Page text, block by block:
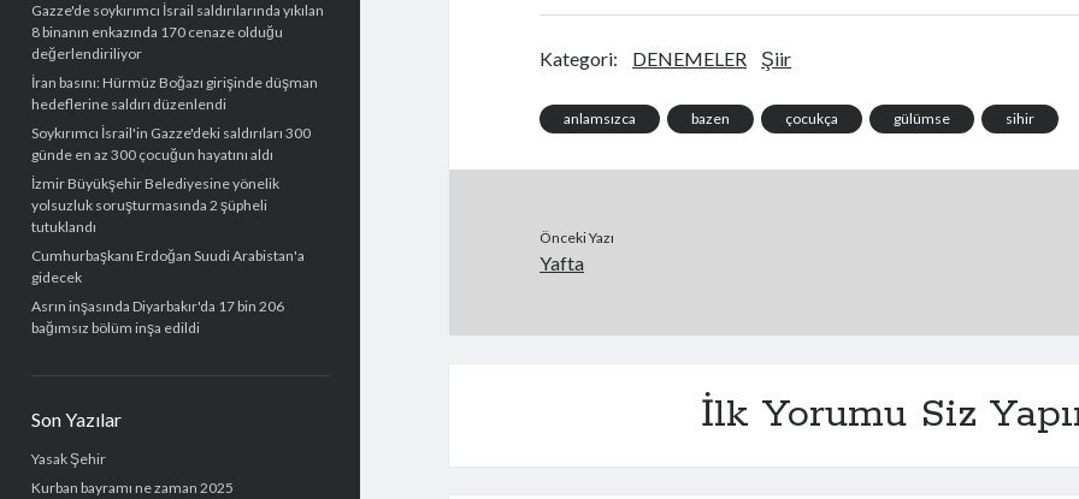
Gazze'de soykırımcı İsrail saldırılarında yıkılan
8 binanın enkazında 170 cenaze olduğu
değerlendiriliyor
İran basını: Hürmüz Boğazı girişinde düşman
hedeflerine saldırı düzenlendi
Soykırımcı İsrail'in Gazze'deki saldırıları 300
günde en az 300 çocuğun hayatını aldı
İzmir Büyükşehir Belediyesine yönelik
yolsuzluk soruşturmasında 2 şüpheli
tutuklandı
Cumhurbaşkanı Erdoğan Suudi Arabistan'a
gidecek
Asrın inşasında Diyarbakır'da 17 bin 206
bağımsız bölüm inşa edildi
Son Yazılar
Yasak Şehir
Kurban bayramı ne zaman 2025
dolu
Kategori: DENEMELER Şiir
anlamsızca bazen çocukça gülümse sihir
Önceki Yazı
Yafta
İlk Yorumu Siz